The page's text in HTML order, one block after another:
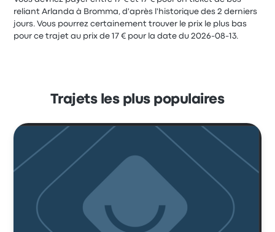
reliant Arlanda à Bromma, d'après l'historique des 2 derniers
jours. Vous pourrez certainement trouver le prix le plus bas
pour ce trajet au prix de 17 € pour la date du 2026-08-13.
Trajets les plus populaires